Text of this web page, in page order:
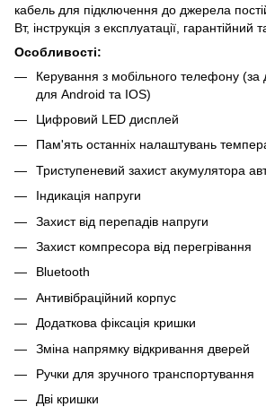
кабель для підключення до джерела
Вт, інструкція з експлуатації, гарантійний
Особливості:
Керування з мобільного телефону
для Android та IOS)
Цифровий LED дисплей
Пам'ять останніх налаштувань
Триступеневий захист акумулятора
Індикація напруги
Захист від перепадів напруги
Захист компресора від перегрівання
Bluetooth
Антивібраційний корпус
Додаткова фіксація кришки
Зміна напрямку відкривання дверей
Ручки для зручного транспортування
Дві кришки